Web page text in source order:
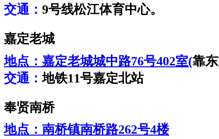
交通： 9号线松江体育中心。
嘉定老城
地点： 嘉定老城城中路76号402室(靠
交通：地铁11号嘉定北站
奉贤南桥
地点： 南桥镇南桥路262号4楼